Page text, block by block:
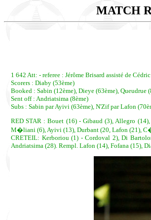
MATCH
1 642 Att: - referee : Jérôme Brisard assisté de
Scorers : Diaby (53ème)
Booked : Sabin (12ème), Dieye (63ème), Queudrue
Sent off : Andriatsima (8ème)
Subs : Sabin par Ayivi (63ème), N'Zif par Lafon
RED STAR : Bouet (16) - Gibaud (3), Allegro
M�liani (6), Ayivi (13), Durbant (20, Lafon (21),
CRETEIL: Kerboriou (1) - Cordoval 2), Di
Andriatsima (28). Rempl. Lafon (14), Fofana (15),